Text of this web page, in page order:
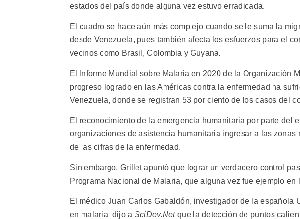
estados del país donde alguna vez estuvo erradicada.
El cuadro se hace aún más complejo cuando se le suma la
desde Venezuela, pues también afecta los esfuerzos para el
vecinos como Brasil, Colombia y Guyana.
El Informe Mundial sobre Malaria en 2020 de la Organización
progreso logrado en las Américas contra la enfermedad ha
Venezuela, donde se registran 53 por ciento de los casos del
El reconocimiento de la emergencia humanitaria por parte del
organizaciones de asistencia humanitaria ingresar a las zonas
de las cifras de la enfermedad.
Sin embargo, Grillet apuntó que lograr un verdadero control
Programa Nacional de Malaria, que alguna vez fue ejemplo en
El médico Juan Carlos Gabaldón, investigador de la española
en malaria, dijo a SciDev.Netque la detección de puntos